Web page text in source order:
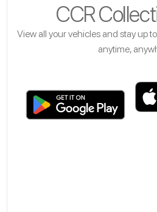
CCR
View all your vehicles and stay up
anytime,